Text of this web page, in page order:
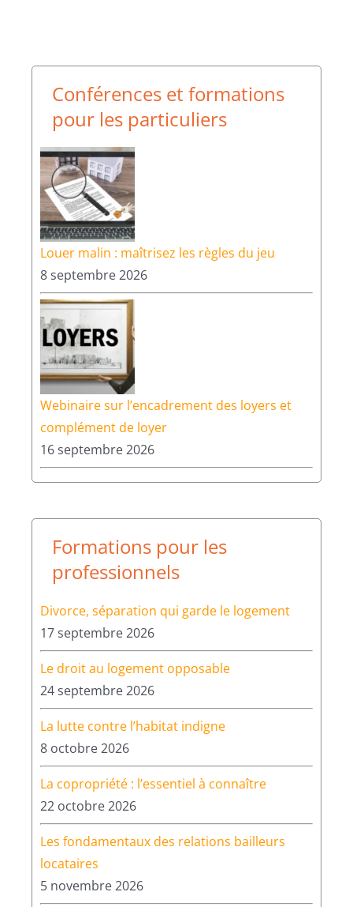
Conférences et formations
pour les particuliers
Louer malin : maîtrisez les règles du jeu
8 septembre 2026
Webinaire sur l’encadrement des loyers et
complément de loyer
16 septembre 2026
Formations pour les
professionnels
Divorce, séparation qui garde le logement
17 septembre 2026
Le droit au logement opposable
24 septembre 2026
La lutte contre l’habitat indigne
8 octobre 2026
La copropriété : l’essentiel à connaître
22 octobre 2026
Les fondamentaux des relations bailleurs
locataires
5 novembre 2026